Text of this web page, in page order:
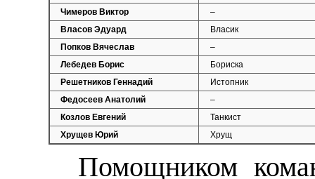
Чимеров Виктор
–
Власов Эдуард
Власик
Попков Вячеслав
–
Лебедев Борис
Бориска
Решетников Геннадий
Истопник
Федосеев Анатолий
–
Козлов Евгений
Танкист
Хрущев Юрий
Хрущ
Помощником